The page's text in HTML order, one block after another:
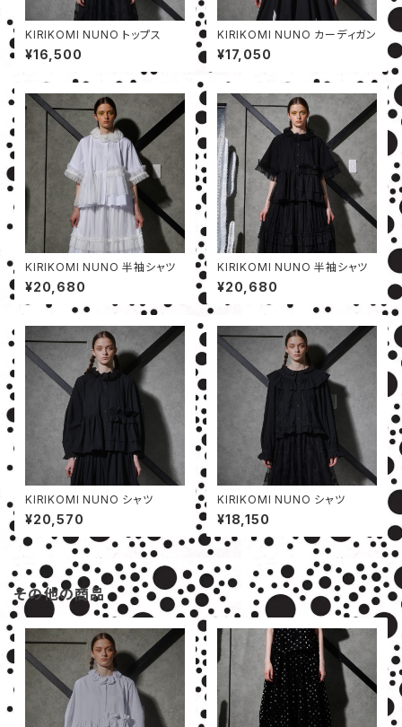
KIRIKOMI NUNO トップス
¥16,500
KIRIKOMI NUNO カーディガン
¥17,050
KIRIKOMI NUNO 半袖シャツ
¥20,680
KIRIKOMI NUNO 半袖シャツ
¥20,680
KIRIKOMI NUNO シャツ
¥20,570
KIRIKOMI NUNO シャツ
¥18,150
その他の商品